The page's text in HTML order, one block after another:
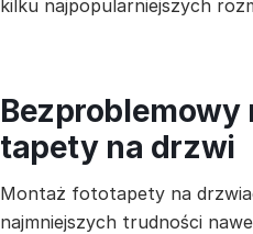
kilku najpopularniejszych
tapety na drzwi
Montaż fototapety na
najmniejszych trudności